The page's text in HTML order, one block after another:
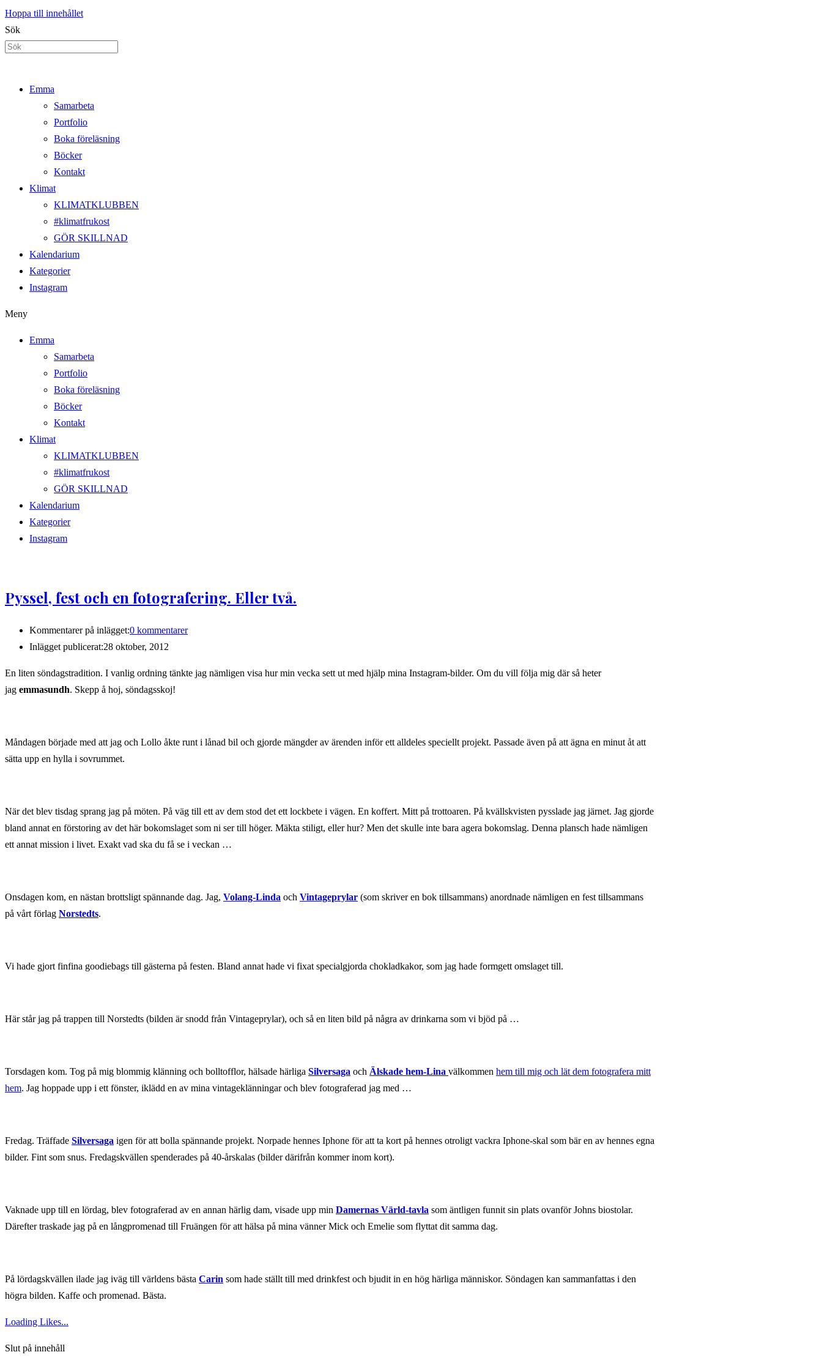
Hoppa till innehållet
Sök
Emma
Samarbeta
Portfolio
Boka föreläsning
Böcker
Kontakt
Klimat
KLIMATKLUBBEN
#klimatfrukost
GÖR SKILLNAD
Kalendarium
Kategorier
Instagram
Meny
Emma
Samarbeta
Portfolio
Boka föreläsning
Böcker
Kontakt
Klimat
KLIMATKLUBBEN
#klimatfrukost
GÖR SKILLNAD
Kalendarium
Kategorier
Instagram
Pyssel, fest och en fotografering. Eller två.
Kommentarer på inlägget:0 kommentarer
Inlägget publicerat:28 oktober, 2012
En liten söndagstradition. I vanlig ordning tänkte jag nämligen visa hur min vecka sett ut med hjälp mina Instagram-bilder. Om du vill följa mig där så heter
jag emmasundh. Skepp å hoj, söndagsskoj!
Måndagen började med att jag och Lollo åkte runt i lånad bil och gjorde mängder av ärenden inför ett alldeles speciellt projekt. Passade även på att ägna en minut åt att
sätta upp en hylla i sovrummet.
När det blev tisdag sprang jag på möten. På väg till ett av dem stod det ett lockbete i vägen. En koffert. Mitt på trottoaren. På kvällskvisten pysslade jag järnet. Jag gjorde
bland annat en förstoring av det här bokomslaget som ni ser till höger. Mäkta stiligt, eller hur? Men det skulle inte bara agera bokomslag. Denna plansch hade nämligen
ett annat mission i livet. Exakt vad ska du få se i veckan …
Onsdagen kom, en nästan brottsligt spännande dag. Jag, Volang-Linda och Vintageprylar (som skriver en bok tillsammans) anordnade nämligen en fest tillsammans
på vårt förlag Norstedts.
Vi hade gjort finfina goodiebags till gästerna på festen. Bland annat hade vi fixat specialgjorda chokladkakor, som jag hade formgett omslaget till.
Här står jag på trappen till Norstedts (bilden är snodd från Vintageprylar), och så en liten bild på några av drinkarna som vi bjöd på …
Torsdagen kom. Tog på mig blommig klänning och bolltofflor, hälsade härliga Silversaga och Älskade hem-Lina välkommen hem till mig och lät dem fotografera mitt
hem. Jag hoppade upp i ett fönster, iklädd en av mina vintageklänningar och blev fotograferad jag med …
Fredag. Träffade Silversaga igen för att bolla spännande projekt. Norpade hennes Iphone för att ta kort på hennes otroligt vackra Iphone-skal som bär en av hennes egna
bilder. Fint som snus. Fredagskvällen spenderades på 40-årskalas (bilder därifrån kommer inom kort).
Vaknade upp till en lördag, blev fotograferad av en annan härlig dam, visade upp min Damernas Värld-tavla som äntligen funnit sin plats ovanför Johns biostolar.
Därefter traskade jag på en långpromenad till Fruängen för att hälsa på mina vänner Mick och Emelie som flyttat dit samma dag.
På lördagskvällen ilade jag iväg till världens bästa Carin som hade ställt till med drinkfest och bjudit in en hög härliga människor. Söndagen kan sammanfattas i den
högra bilden. Kaffe och promenad. Bästa.
Loading Likes...
Slut på innehåll